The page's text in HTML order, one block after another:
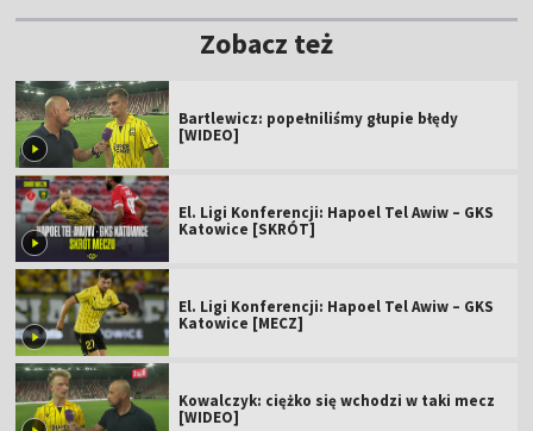
Zobacz też
Bartlewicz: popełniliśmy głupie błędy
[WIDEO]
El. Ligi Konferencji: Hapoel Tel Awiw – GKS
Katowice [SKRÓT]
El. Ligi Konferencji: Hapoel Tel Awiw – GKS
Katowice [MECZ]
Kowalczyk: ciężko się wchodzi w taki mecz
[WIDEO]